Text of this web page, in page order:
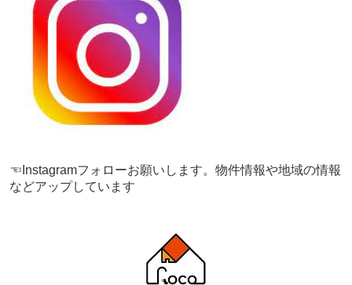
☜Instagramフォローお願いします。物件情報や地域の情報
などアップしています